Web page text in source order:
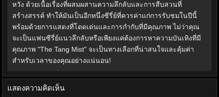
หวัง ด้วยเนื้อเรื่องที่ผสมผสานความลึกลับและการสืบสวนที่
สร้างสรรค์ ทำให้มันเป็นอีกหนึ่งซีรี่ย์ที่ควรค่าแก่การรับชมในปีนี้
พร้อมด้วยการแสดงที่โดดเด่นและการกำกับที่มีคุณภาพ ไม่ว่าคุณ
จะเป็นแฟนซีรี่ย์แนวลึกลับหรือเพียงแค่ต้องการหาความบันเทิงที่มี
คุณภาพ "The Tang Mist" จะเป็นทางเลือกที่น่าสนใจและคุ้มค่า
สำหรับเวลาของคุณอย่างแน่นอน!
แสดงความคิดเห็น